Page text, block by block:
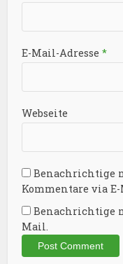
E-Mail-Adresse*
Webseite
Benachrichtige
Kommentare via
Benachrichtige
Mail.